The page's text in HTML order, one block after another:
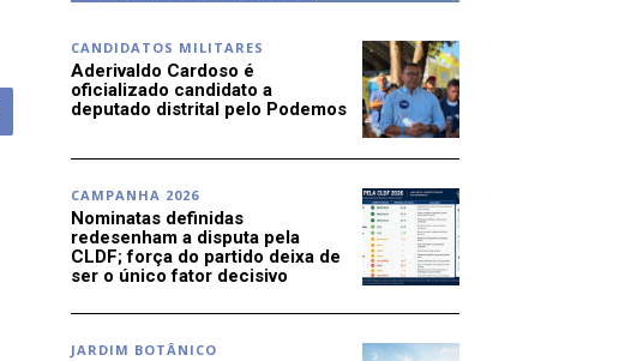
CANDIDATOS MILITARES
Aderivaldo Cardoso é
oficializado candidato a
deputado distrital pelo Podemos
CAMPANHA 2026
Nominatas definidas
redesenham a disputa pela
CLDF; força do partido deixa de
ser o único fator decisivo
JARDIM BOTÂNICO